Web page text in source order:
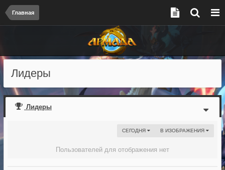
Главная
Лидеры
Лидеры
В ИЗОБРАЖЕНИЯ
СЕГОДНЯ
Пользователей для отображения нет